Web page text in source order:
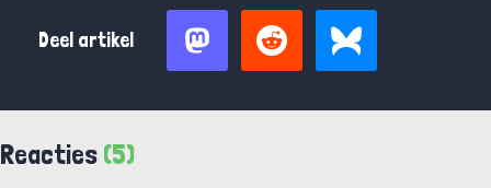
Deel artikel
Reacties (5)